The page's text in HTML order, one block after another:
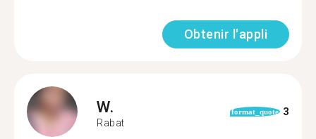
Obtenir l'appli
W.
Rabat
format_quote 3